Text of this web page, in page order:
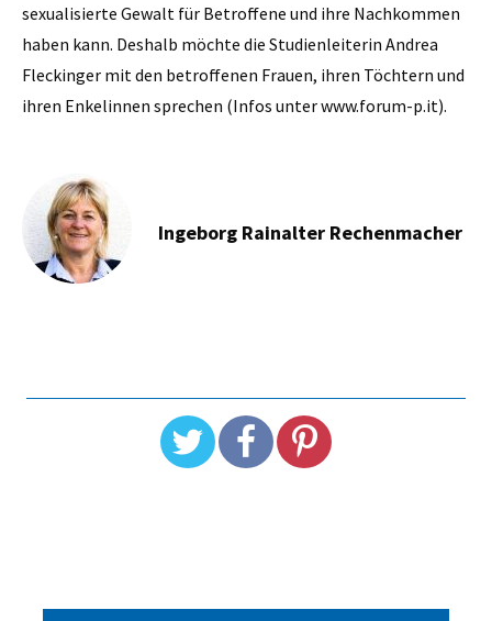
sexualisierte Gewalt für Betroffene und ihre Nachkommen
haben kann. Deshalb möchte die Studienleiterin Andrea
Fleckinger mit den betroffenen Frauen, ihren Töchtern und
ihren Enkelinnen sprechen (Infos unter www.forum-p.it).
Ingeborg Rainalter Rechenmacher